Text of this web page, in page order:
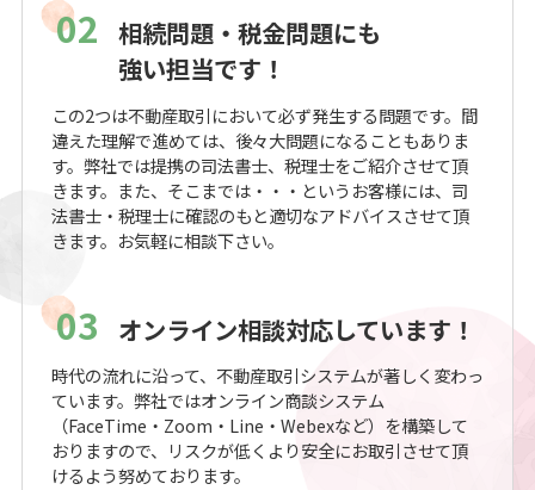
02 相続問題・税金問題にも
強い担当です！
この2つは不動産取引において必ず発生する問題です。間
違えた理解で進めては、後々大問題になることもありま
す。弊社では提携の司法書士、税理士をご紹介させて頂
きます。また、そこまでは・・・というお客様には、司
法書士・税理士に確認のもと適切なアドバイスさせて頂
きます。お気軽に相談下さい。
03 オンライン相談対応しています！
時代の流れに沿って、不動産取引システムが著しく変わっ
ています。弊社ではオンライン商談システム
（FaceTime・Zoom・Line・Webexなど）を構築して
おりますので、リスクが低くより安全にお取引させて頂
けるよう努めております。